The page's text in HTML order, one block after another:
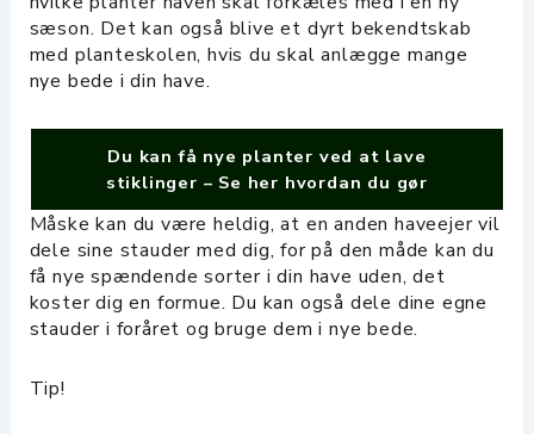
sæson. Det kan også blive et dyrt bekendtskab
med planteskolen, hvis du skal anlægge mange
nye bede i din have.
Du kan få nye planter ved at lave
stiklinger – Se her hvordan du gør
Måske kan du være heldig, at en anden haveejer vil
dele sine stauder med dig, for på den måde kan du
få nye spændende sorter i din have uden, det
koster dig en formue. Du kan også dele dine egne
stauder i foråret og bruge dem i nye bede.
Tip!